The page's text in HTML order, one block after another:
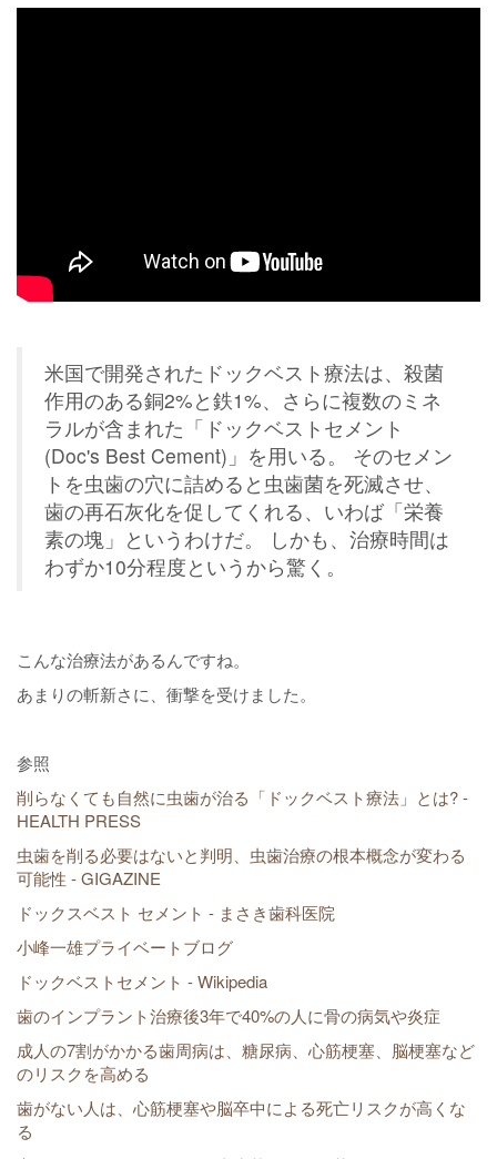
米国で開発されたドックベスト療法は、殺菌
作用のある銅2%と鉄1%、さらに複数のミネ
ラルが含まれた「ドックベストセメント
(Doc's Best Cement)」を用いる。 そのセメン
トを虫歯の穴に詰めると虫歯菌を死滅させ、
歯の再石灰化を促してくれる、いわば「栄養
素の塊」というわけだ。 しかも、治療時間は
わずか10分程度というから驚く。
こんな治療法があるんですね。
あまりの斬新さに、衝撃を受けました。
参照
削らなくても自然に虫歯が治る「ドックベスト療法」とは? -
HEALTH PRESS
虫歯を削る必要はないと判明、虫歯治療の根本概念が変わる
可能性 - GIGAZINE
ドックスベスト セメント - まさき歯科医院
小峰一雄プライベートブログ
ドックベストセメント - Wikipedia
歯のインプラント治療後3年で40%の人に骨の病気や炎症
成人の7割がかかる歯周病は、糖尿病、心筋梗塞、脳梗塞など
のリスクを高める
歯がない人は、心筋梗塞や脳卒中による死亡リスクが高くな
る